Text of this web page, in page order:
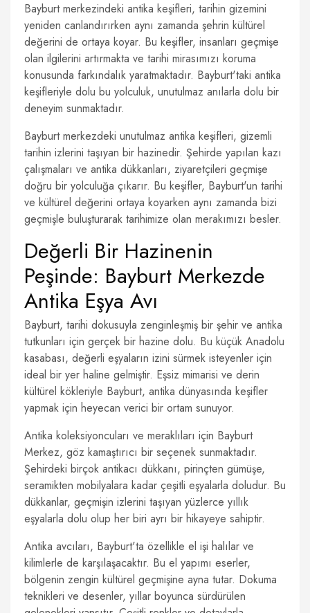
Bayburt merkezindeki antika keşifleri, tarihin gizemini
yeniden canlandırırken aynı zamanda şehrin kültürel
değerini de ortaya koyar. Bu keşifler, insanları geçmişe
olan ilgilerini artırmakta ve tarihi mirasımızı koruma
konusunda farkındalık yaratmaktadır. Bayburt'taki antika
keşifleriyle dolu bu yolculuk, unutulmaz anılarla dolu bir
deneyim sunmaktadır.
Bayburt merkezdeki unutulmaz antika keşifleri, gizemli
tarihin izlerini taşıyan bir hazinedir. Şehirde yapılan kazı
çalışmaları ve antika dükkanları, ziyaretçileri geçmişe
doğru bir yolculuğa çıkarır. Bu keşifler, Bayburt'un tarihi
ve kültürel değerini ortaya koyarken aynı zamanda bizi
geçmişle buluşturarak tarihimize olan merakımızı besler.
Değerli Bir Hazinenin
Peşinde: Bayburt Merkezde
Antika Eşya Avı
Bayburt, tarihi dokusuyla zenginleşmiş bir şehir ve antika
tutkunları için gerçek bir hazine dolu. Bu küçük Anadolu
kasabası, değerli eşyaların izini sürmek isteyenler için
ideal bir yer haline gelmiştir. Eşsiz mimarisi ve derin
kültürel kökleriyle Bayburt, antika dünyasında keşifler
yapmak için heyecan verici bir ortam sunuyor.
Antika koleksiyoncuları ve meraklıları için Bayburt
Merkez, göz kamaştırıcı bir seçenek sunmaktadır.
Şehirdeki birçok antikacı dükkanı, pirinçten gümüşe,
seramikten mobilyalara kadar çeşitli eşyalarla doludur. Bu
dükkanlar, geçmişin izlerini taşıyan yüzlerce yıllık
eşyalarla dolu olup her biri ayrı bir hikayeye sahiptir.
Antika avcıları, Bayburt'ta özellikle el işi halılar ve
kilimlerle de karşılaşacaktır. Bu el yapımı eserler,
bölgenin zengin kültürel geçmişine ayna tutar. Dokuma
teknikleri ve desenler, yıllar boyunca sürdürülen